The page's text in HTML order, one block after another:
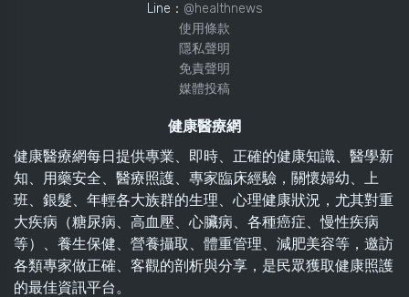
Line： @healthnews
使用條款
隱私聲明
免責聲明
媒體投稿
健康醫療網
健康醫療網每日提供專業、即時、正確的健康知識、醫學新
知、用藥安全、醫療照護、專家臨床經驗，關懷婦幼、上
班、銀髮、年輕各大族群的生理、心理健康狀況，尤其對重
大疾病（糖尿病、高血壓、心臟病、各種癌症、慢性疾病
等）、養生保健、營養攝取、體重管理、減肥美容等，邀訪
各類專家做正確、客觀的剖析與分享，是民眾獲取健康照護
的最佳資訊平台。